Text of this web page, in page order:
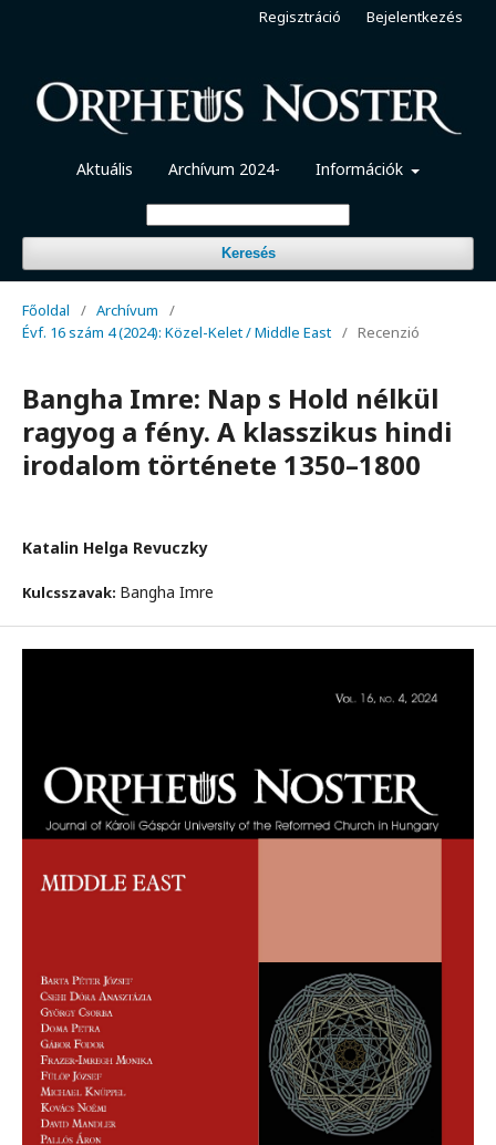
Aktuális Archívum 2024- Információk
Keresés
Regisztráció Bejelentkezés
Főoldal / Archívum
/
Évf. 16 szám 4 (2024): Közel-Kelet / Middle East / Recenzió
Bangha Imre: Nap s Hold nélkül
ragyog a fény. A klasszikus hindi
irodalom története 1350–1800
Katalin Helga Revuczky
Kulcsszavak: Bangha Imre